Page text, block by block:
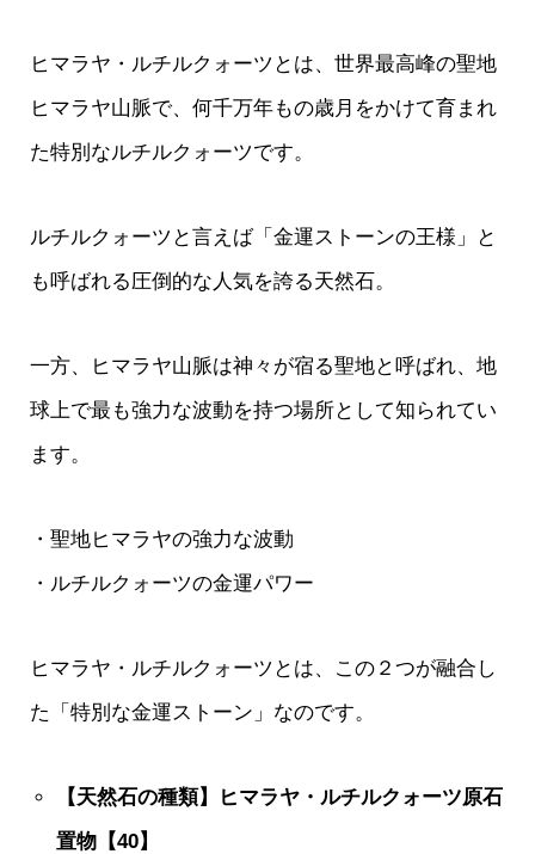
ヒマラヤ・ルチルクォーツとは、世界最高峰の聖地
ヒマラヤ山脈で、何千万年もの歳月をかけて育まれ
た特別なルチルクォーツです。
ルチルクォーツと言えば「金運ストーンの王様」と
も呼ばれる圧倒的な人気を誇る天然石。
一方、ヒマラヤ山脈は神々が宿る聖地と呼ばれ、地
球上で最も強力な波動を持つ場所として知られてい
ます。
・聖地ヒマラヤの強力な波動
・ルチルクォーツの金運パワー
ヒマラヤ・ルチルクォーツとは、この２つが融合し
た「特別な金運ストーン」なのです。
【天然石の種類】ヒマラヤ・ルチルクォーツ原石
置物【40】